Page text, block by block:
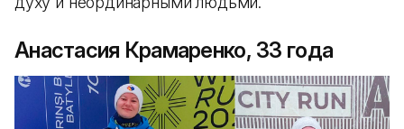
Анастасия Крамаренко, 33 года